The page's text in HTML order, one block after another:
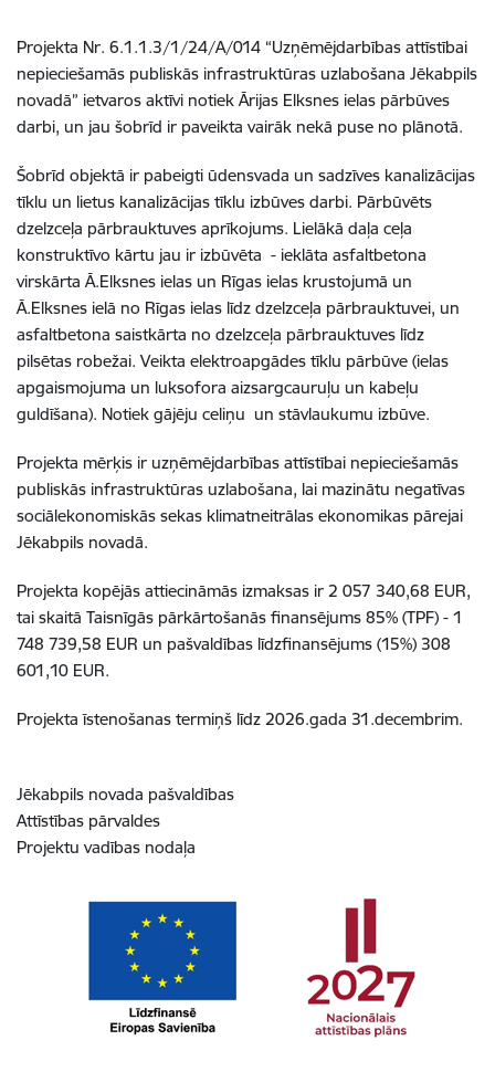
Projekta Nr. 6.1.1.3/1/24/A/014 “Uzņēmējdarbības attīstībai
nepieciešamās publiskās infrastruktūras uzlabošana Jēkabpils
novadā” ietvaros aktīvi notiek Ārijas Elksnes ielas pārbūves
darbi, un jau šobrīd ir paveikta vairāk nekā puse no plānotā.
Šobrīd objektā ir pabeigti ūdensvada un sadzīves kanalizācijas
tīklu un lietus kanalizācijas tīklu izbūves darbi. Pārbūvēts
dzelzceļa pārbrauktuves aprīkojums. Lielākā daļa ceļa
konstruktīvo kārtu jau ir izbūvēta - ieklāta asfaltbetona
virskārta Ā.Elksnes ielas un Rīgas ielas krustojumā un
Ā.Elksnes ielā no Rīgas ielas līdz dzelzceļa pārbrauktuvei, un
asfaltbetona saistkārta no dzelzceļa pārbrauktuves līdz
pilsētas robežai. Veikta elektroapgādes tīklu pārbūve (ielas
apgaismojuma un luksofora aizsargcauruļu un kabeļu
guldīšana). Notiek gājēju celiņu un stāvlaukumu izbūve.
Projekta mērķis ir uzņēmējdarbības attīstībai nepieciešamās
publiskās infrastruktūras uzlabošana, lai mazinātu negatīvas
sociālekonomiskās sekas klimatneitrālas ekonomikas pārejai
Jēkabpils novadā.
Projekta kopējās attiecināmās izmaksas ir 2 057 340,68 EUR,
tai skaitā Taisnīgās pārkārtošanās finansējums 85% (TPF) - 1
748 739,58 EUR un pašvaldības līdzfinansējums (15%) 308
601,10 EUR.
Projekta īstenošanas termiņš līdz 2026.gada 31.decembrim.
Jēkabpils novada pašvaldības
Attīstības pārvaldes
Projektu vadības nodaļa